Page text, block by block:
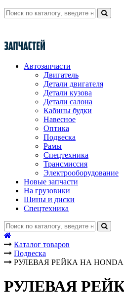
Автозапчасти
Двигатель
Детали двигателя
Детали кузова
Детали салона
Кабины будки
Навесное
Оптика
Подвеска
Рамы
Спецтехника
Трансмиссия
Электрооборудование
Новые запчасти
На грузовики
Шины и диски
Спецтехника
Каталог товаров
Подвеска
РУЛЕВАЯ РЕЙКА НА HONDA
РУЛЕВАЯ